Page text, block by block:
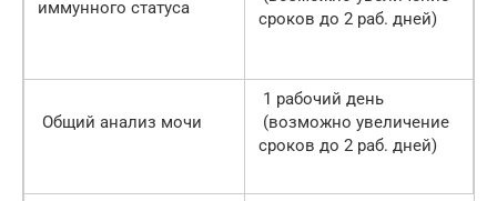
иммунного статуса
сроков до 2 раб. дней)
Общий анализ мочи
1 рабочий день
(возможно увеличение
сроков до 2 раб. дней)